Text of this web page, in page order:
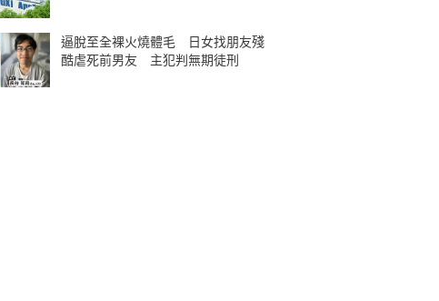
逼脫至全裸火燒體毛 日女找朋友殘
酷虐死前男友 主犯判無期徒刑